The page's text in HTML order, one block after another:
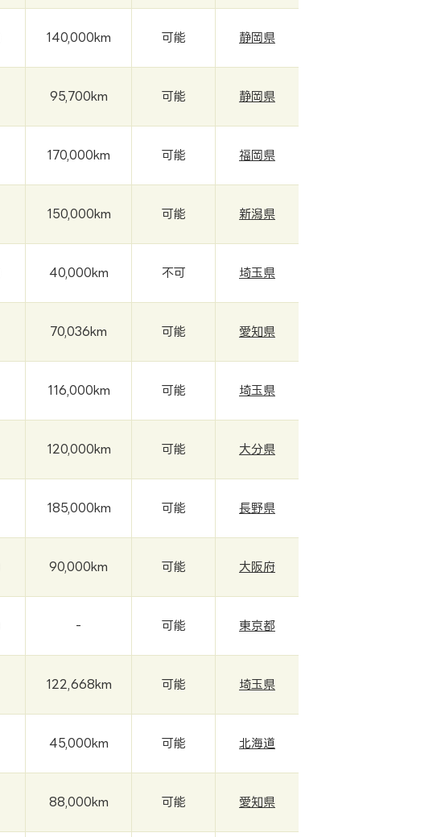
140,000km 可能 静岡県
95,700km 可能 静岡県
170,000km 可能 福岡県
150,000km 可能 新潟県
40,000km 不可 埼玉県
70,036km 可能 愛知県
116,000km 可能 埼玉県
120,000km 可能 大分県
185,000km 可能 長野県
90,000km 可能 大阪府
- 可能 東京都
122,668km 可能 埼玉県
45,000km 可能 北海道
88,000km 可能 愛知県